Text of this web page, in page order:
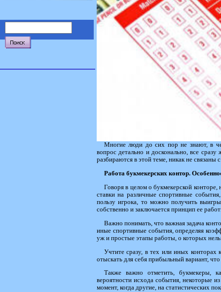
Многие люди до сих пор не знают, в
вопрос детально и досконально, все
разбираются в этой теме, никак не
Работа букмекерских контор.
Говоря в целом о букмекерской
ставки на различные спортивные
пользу игрока, то можно получить
собственно и заключается принцип ее
Важно понимать, что важная задача
иные спортивные события, определяя
уж и простые этапы работы, о которых
Учтите сразу, в тех или иных
отыскать для себя прибыльный вариант, что
Также важно отметить, букмекеры,
вероятности исхода события, некоторые
момент, когда другие, на статистических